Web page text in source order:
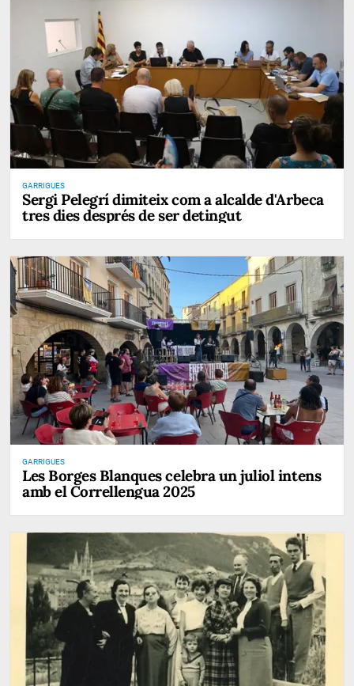
GARRIGUES
Sergi Pelegrí dimiteix com a alcalde d'Arbeca
tres dies després de ser detingut
GARRIGUES
Les Borges Blanques celebra un juliol intens
amb el Correllengua 2025